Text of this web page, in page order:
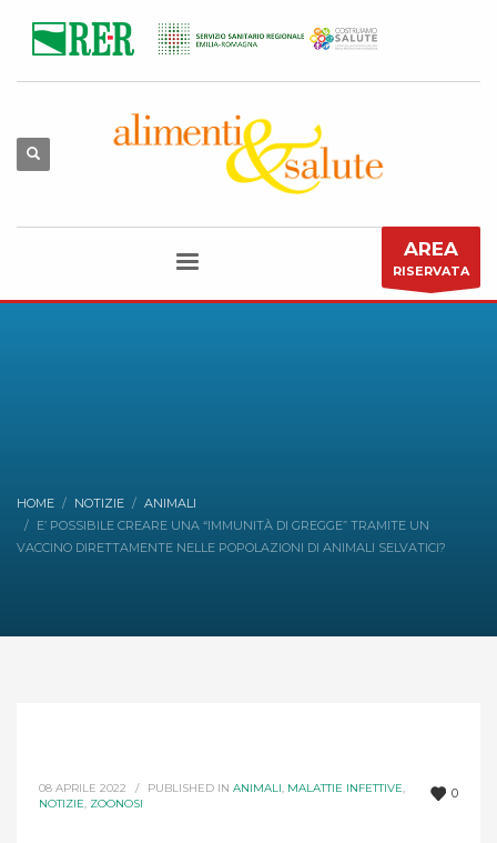
AREA
RISERVATA
HOME NOTIZIE
ANIMALI
E’ POSSIBILE CREARE UNA “IMMUNITÀ DI GREGGE” TRAMITE UN
VACCINO DIRETTAMENTE NELLE POPOLAZIONI DI ANIMALI SELVATICI?
0
08 APRILE 2022 / PUBLISHED IN ANIMALI, MALATTIE INFETTIVE,
NOTIZIE, ZOONOSI